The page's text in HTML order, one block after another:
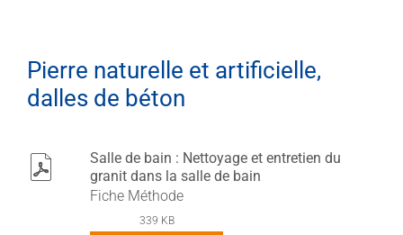
Pierre naturelle et artificielle,
dalles de béton
pdfSalle de bain : Nettoyage et entretien du
granit dans la salle de bain
Fiche Méthode
339 KB